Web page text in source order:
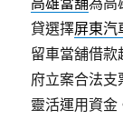
貸選擇屏東汽
留車當舖借款
府立案合法
靈活運用資